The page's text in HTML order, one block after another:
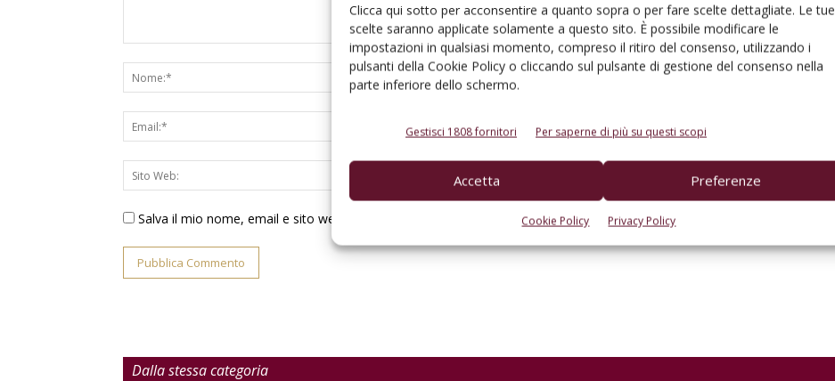
Clicca qui sotto per acconsentire a quanto sopra o per fare scelte dettagliate. Le tue
scelte saranno applicate solamente a questo sito. È possibile modificare le
impostazioni in qualsiasi momento, compreso il ritiro del consenso, utilizzando i
pulsanti della Cookie Policy o cliccando sul pulsante di gestione del consenso nella
parte inferiore dello schermo.
Gestisci 1808 fornitori Per saperne di più su questi scopi
Accetta Preferenze
Cookie Policy Privacy Policy
Salva il mio nome, email e sito web in questo browser per la prossima volta che commento.
Dalla stessa categoria